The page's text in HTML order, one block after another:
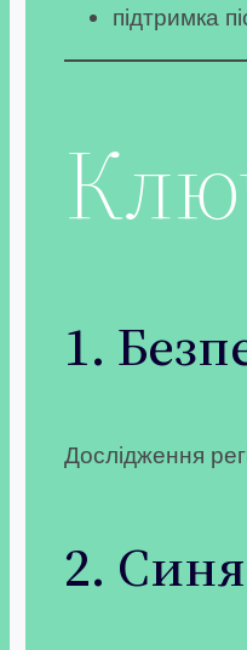
підтримка
1.
Дослідження
2.